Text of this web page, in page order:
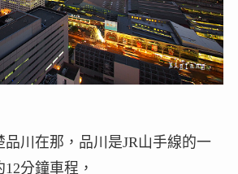
品川在那，品川是JR山手線的一
分鐘車程，